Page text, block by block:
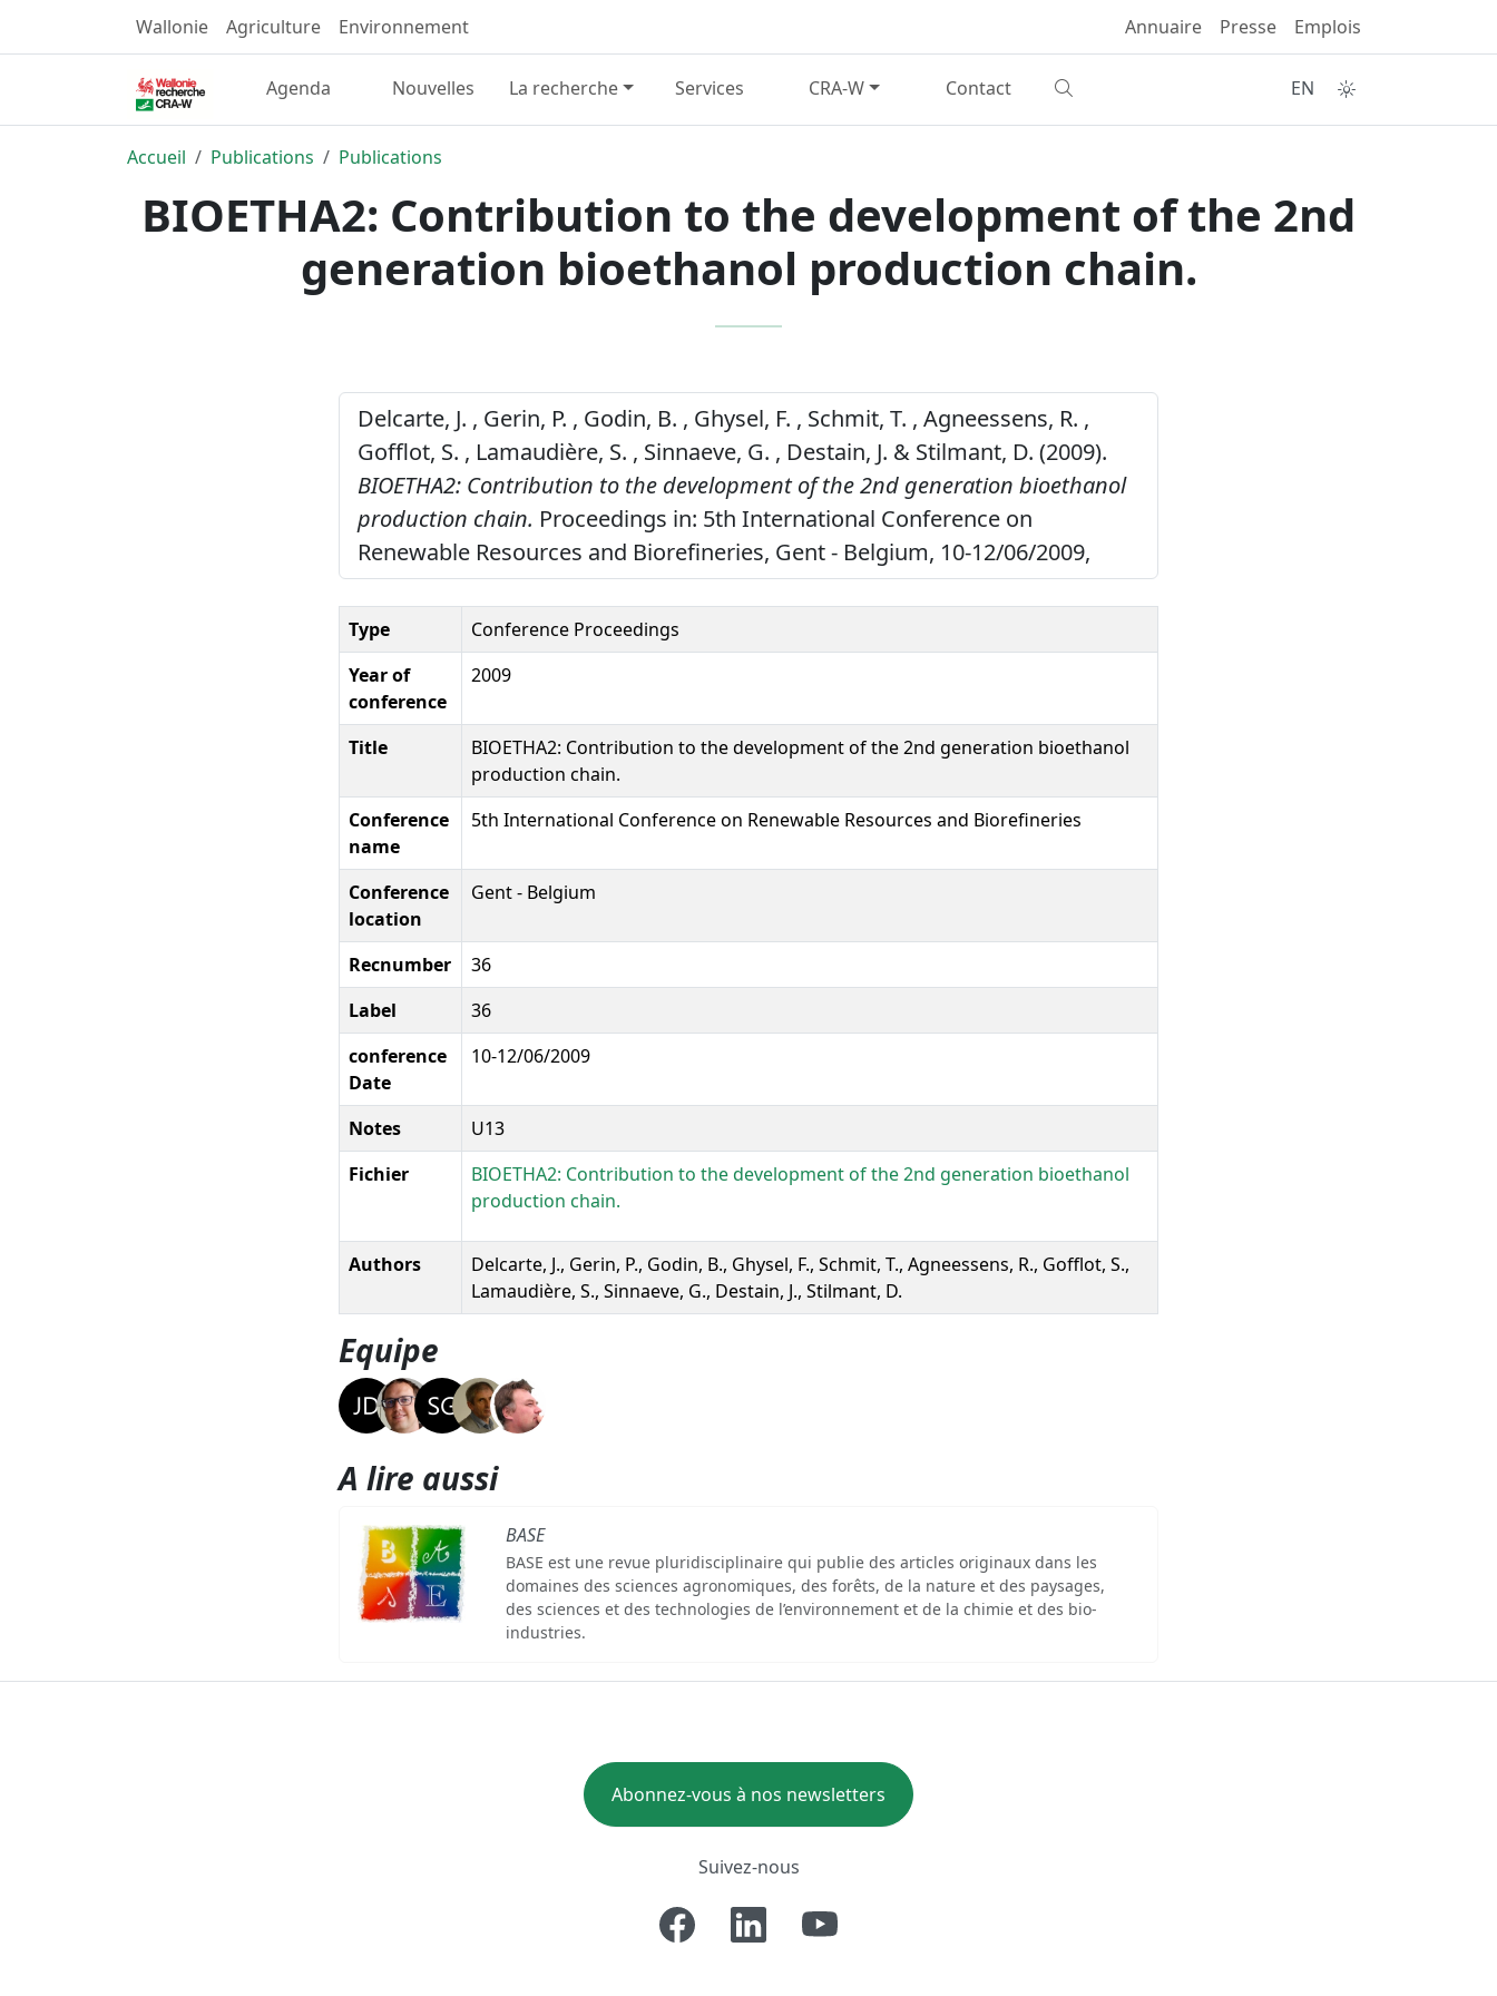
Wallonie Agriculture Environnement Annuaire Presse Emplois
Agenda Nouvelles La recherche Services CRA-W Contact EN
Accueil Publications Publications
BIOETHA2: Contribution to the development of the 2nd
generation bioethanol production chain.
Delcarte, J. , Gerin, P. , Godin, B. , Ghysel, F. , Schmit, T. , Agneessens, R. ,
Gofflot, S. , Lamaudière, S. , Sinnaeve, G. , Destain, J. & Stilmant, D. (2009).
BIOETHA2: Contribution to the development of the 2nd generation bioethanol
production chain. Proceedings in: 5th International Conference on
Renewable Resources and Biorefineries, Gent - Belgium, 10-12/06/2009,
Type
Conference Proceedings
Year of
conference
2009
Title
BIOETHA2: Contribution to the development of the 2nd generation bioethanol
production chain.
Conference
name
5th International Conference on Renewable Resources and Biorefineries
Conference
location
Gent - Belgium
Recnumber
36
Label
36
conference
Date
10-12/06/2009
Notes
U13
Fichier
BIOETHA2: Contribution to the development of the 2nd generation bioethanol
production chain.
Authors
Delcarte, J., Gerin, P., Godin, B., Ghysel, F., Schmit, T., Agneessens, R., Gofflot, S.,
Lamaudière, S., Sinnaeve, G., Destain, J., Stilmant, D.
Equipe
A lire aussi
BASE
BASE est une revue pluridisciplinaire qui publie des articles originaux dans les
domaines des sciences agronomiques, des forêts, de la nature et des paysages,
des sciences et des technologies de l’environnement et de la chimie et des bio-
industries.
Abonnez-vous à nos newsletters
Suivez-nous